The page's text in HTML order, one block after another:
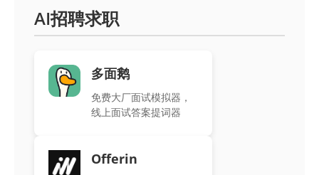
AI招聘求职
多面鹅
免费大厂面试模拟器，
线上面试答案提词器
Offerin